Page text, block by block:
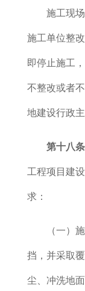
施工现
施工单位整
即停止施工
不整改或者
地建设行政
第十八
工程项目建
求：
（一）
挡，并采取
尘、冲洗地